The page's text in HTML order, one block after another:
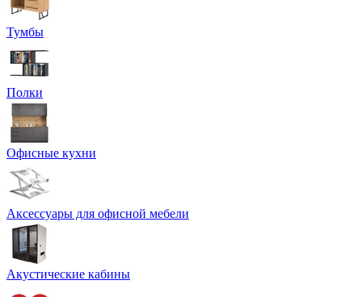
Тумбы
Полки
Офисные кухни
Аксессуары для офисной мебели
Акустические кабины